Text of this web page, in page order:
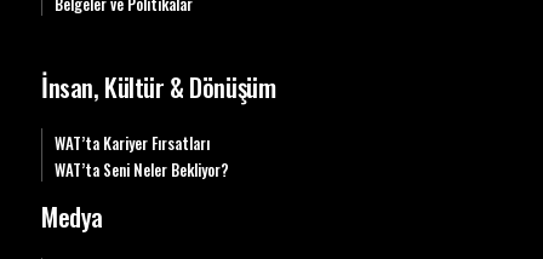
İnsan, Kültür & Dönüşüm
WAT’ta Kariyer Fırsatları
WAT’ta Seni Neler Bekliyor?
Medya